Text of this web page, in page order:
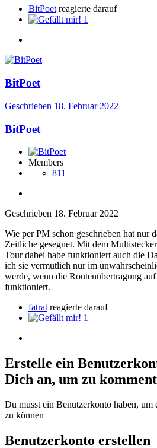
BitPoet reagierte darauf
1
BitPoet
Geschrieben 18. Februar 2022
BitPoet
Members
811
Geschrieben 18. Februar 2022
Wie per PM schon geschrieben hat nur
Zeitliche gesegnet. Mit dem
Tour dabei habe funktioniert auch die
ich sie vermutlich nur im
werde, wenn die Routenübertragung
funktioniert.
fatrat reagierte darauf
1
Erstelle ein
Dich an, um zu
Du musst ein Benutzerkonto haben, um
zu können
Benutzerkonto erstellen